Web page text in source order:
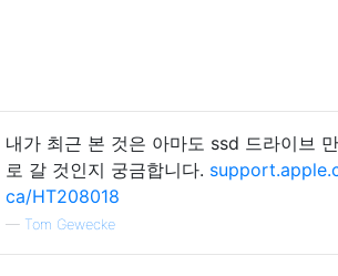
내가 최근 본 것은 아마도 ssd 드라이브
로 갈 것인지 궁금합니다.
ca/HT208018
— Tom Gewecke